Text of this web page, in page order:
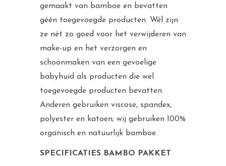
gemaakt van bamboe en bevatten
géén toegevoegde producten. Wél zijn
ze nét zo goed voor het verwijderen van
make-up en het verzorgen en
schoonmaken van een gevoelige
babyhuid als producten die wel
toegevoegde producten bevatten.
Anderen gebruiken viscose, spandex,
polyester en katoen; wij gebruiken 100%
organisch en natuurlijk bamboe.
SPECIFICATIES BAMBO PAKKET